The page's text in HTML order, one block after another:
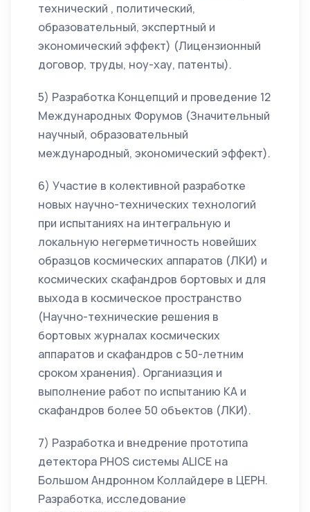
технический , политический,
образовательный, экспертный и
экономический эффект) (Лицензионный
договор, труды, ноу-хау, патенты).
5) Разработка Концепций и проведение 12
Международных Форумов (Значительный
научный, образовательный
международный, экономический эффект).
6) Участие в колективной разработке
новых научно-технических технологий
при испытаниях на интегральную и
локальную негерметичность новейших
образцов космических аппаратов (ЛКИ) и
космических скафандров бортовых и для
выхода в космическое пространство
(Научно-технические решения в
бортовых журналах космических
аппаратов и скафандров с 50-летним
сроком хранения). Органиазция и
выполнение работ по испытанию КА и
скафандров более 50 объектов (ЛКИ).
7) Разработка и внедрение прототипа
детектора PHOS системы ALICE на
Большом Андронном Коллайдере в ЦЕРН.
Разработка, исследование